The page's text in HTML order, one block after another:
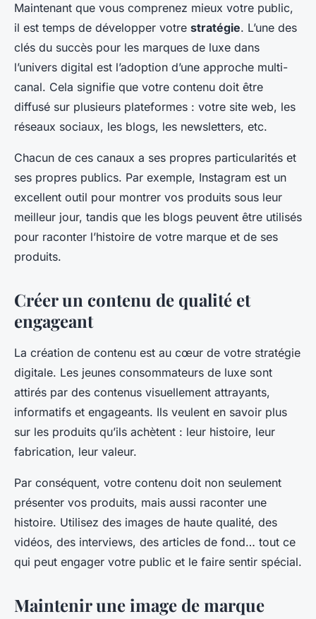
Maintenant que vous comprenez mieux votre public,
il est temps de développer votre stratégie. L’une des
clés du succès pour les marques de luxe dans
l’univers digital est l’adoption d’une approche multi-
canal. Cela signifie que votre contenu doit être
diffusé sur plusieurs plateformes : votre site web, les
réseaux sociaux, les blogs, les newsletters, etc.
Chacun de ces canaux a ses propres particularités et
ses propres publics. Par exemple, Instagram est un
excellent outil pour montrer vos produits sous leur
meilleur jour, tandis que les blogs peuvent être utilisés
pour raconter l’histoire de votre marque et de ses
produits.
Créer un contenu de qualité et
engageant
La création de contenu est au cœur de votre stratégie
digitale. Les jeunes consommateurs de luxe sont
attirés par des contenus visuellement attrayants,
informatifs et engageants. Ils veulent en savoir plus
sur les produits qu’ils achètent : leur histoire, leur
fabrication, leur valeur.
Par conséquent, votre contenu doit non seulement
présenter vos produits, mais aussi raconter une
histoire. Utilisez des images de haute qualité, des
vidéos, des interviews, des articles de fond… tout ce
qui peut engager votre public et le faire sentir spécial.
Maintenir une image de marque